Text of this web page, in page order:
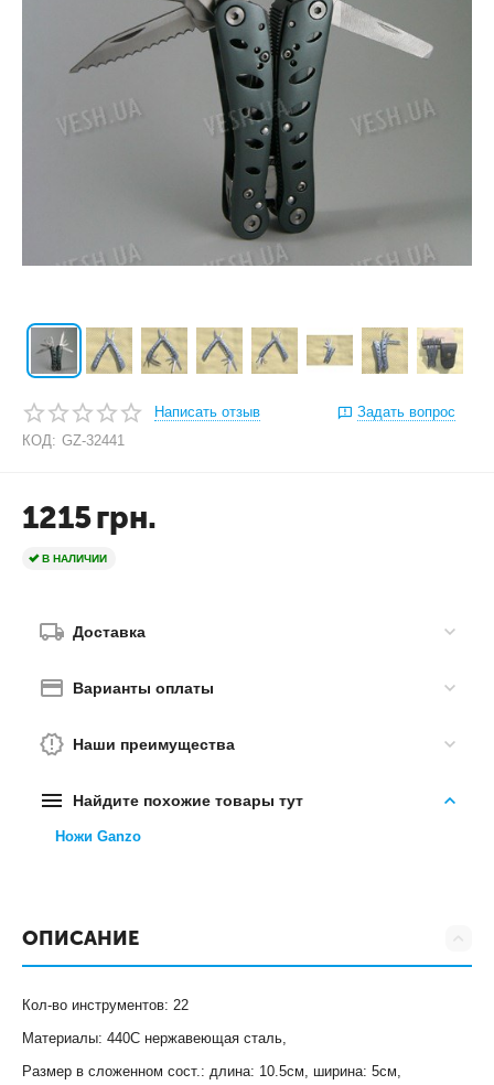
Написать отзыв
Задать вопрос
КОД: GZ-32441
1215грн.
В НАЛИЧИИ
Доставка
Варианты оплаты
Наши преимущества
Найдите похожие товары тут
Ножи Ganzo
ОПИСАНИЕ
Кол-во инструментов: 22
Материалы: 440C нержавеющая сталь,
Размер в сложенном сост.: длина: 10.5см, ширина: 5см,